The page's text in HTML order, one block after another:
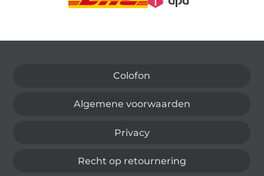
Colofon
Algemene voorwaarden
Privacy
Recht op retournering